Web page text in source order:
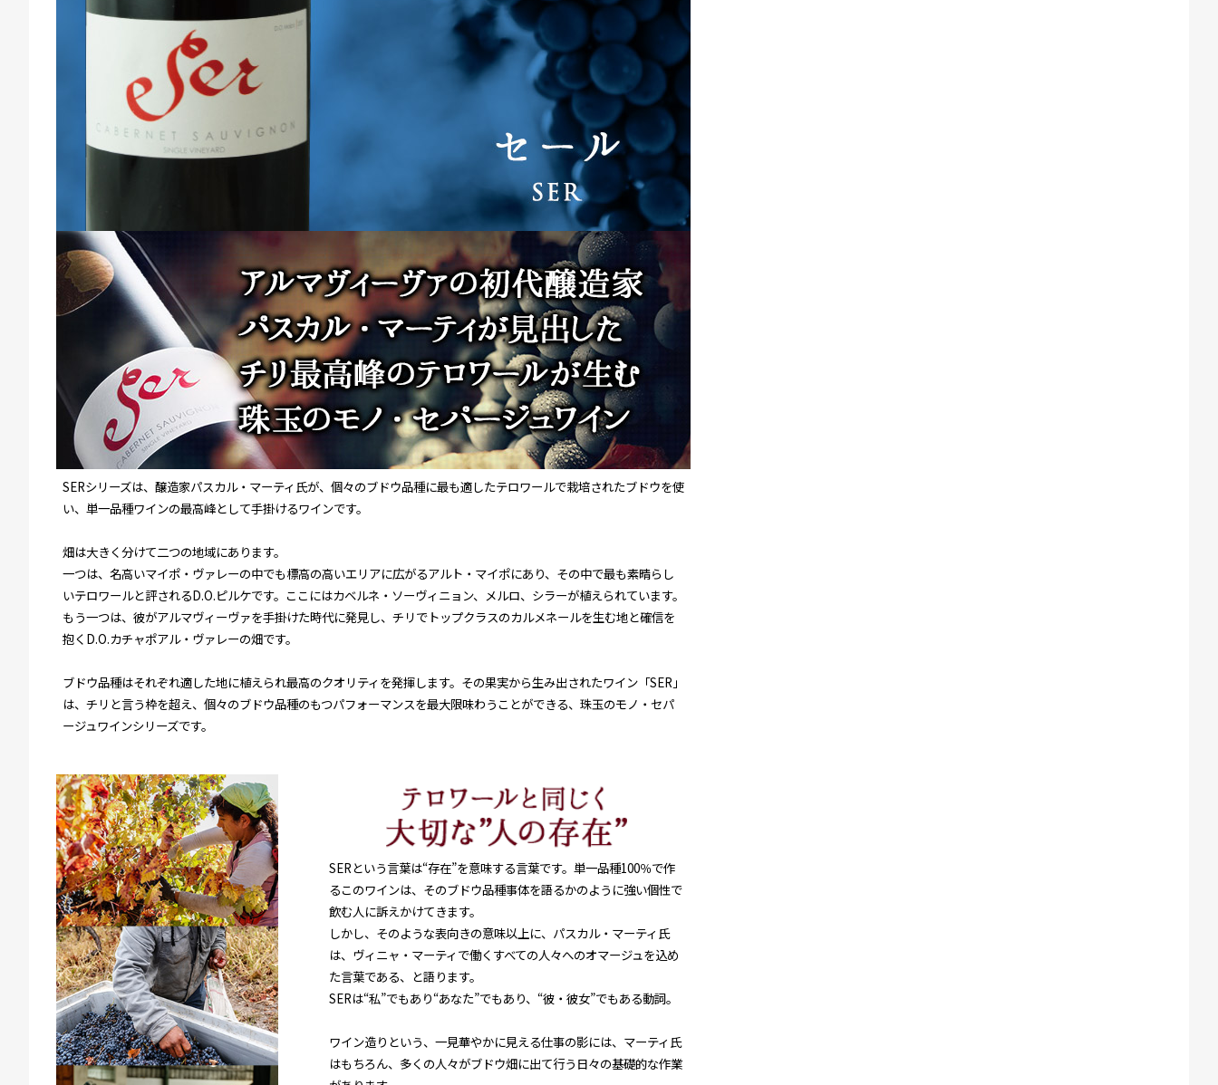
SERシリーズは、醸造家パスカル・マーティ氏が、個々のブドウ品種に最も適したテロワールで栽培されたブドウを使
い、単一品種ワインの最高峰として手掛けるワインです。
畑は大きく分けて二つの地域にあります。
一つは、名高いマイポ・ヴァレーの中でも標高の高いエリアに広がるアルト・マイポにあり、その中で最も素晴らし
いテロワールと評されるD.O.ピルケです。ここにはカベルネ・ソーヴィニョン、メルロ、シラーが植えられています。
もう一つは、彼がアルマヴィーヴァを手掛けた時代に発見し、チリでトップクラスのカルメネールを生む地と確信を
抱くD.O.カチャポアル・ヴァレーの畑です。
ブドウ品種はそれぞれ適した地に植えられ最高のクオリティを発揮します。その果実から生み出されたワイン「SER」
は、チリと言う枠を超え、個々のブドウ品種のもつパフォーマンスを最大限味わうことができる、珠玉のモノ・セパ
ージュワインシリーズです。
SERという言葉は“存在”を意味する言葉です。単一品種100％で作
るこのワインは、そのブドウ品種事体を語るかのように強い個性で
飲む人に訴えかけてきます。
しかし、そのような表向きの意味以上に、パスカル・マーティ氏
は、ヴィニャ・マーティで働くすべての人々へのオマージュを込め
た言葉である、と語ります。
SERは“私”でもあり“あなた”でもあり、“彼・彼女”でもある動詞。
ワイン造りという、一見華やかに見える仕事の影には、マーティ氏
はもちろん、多くの人々がブドウ畑に出て行う日々の基礎的な作業